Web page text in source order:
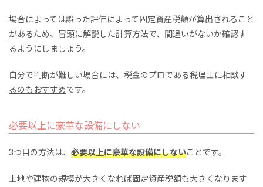
場合によっては誤った評価によって固定資産税額が算出されること
があるため、冒頭に解説した計算方法で、間違いがないか確認す
るようにしましょう。
自分で判断が難しい場合には、税金のプロである税理士に相談す
るのもおすすめです。
必要以上に豪華な設備にしない
3つ目の方法は、 必要以上に豪華な設備にしないことです。
土地や建物の規模が大きくなれば固定資産税額も大きくなります